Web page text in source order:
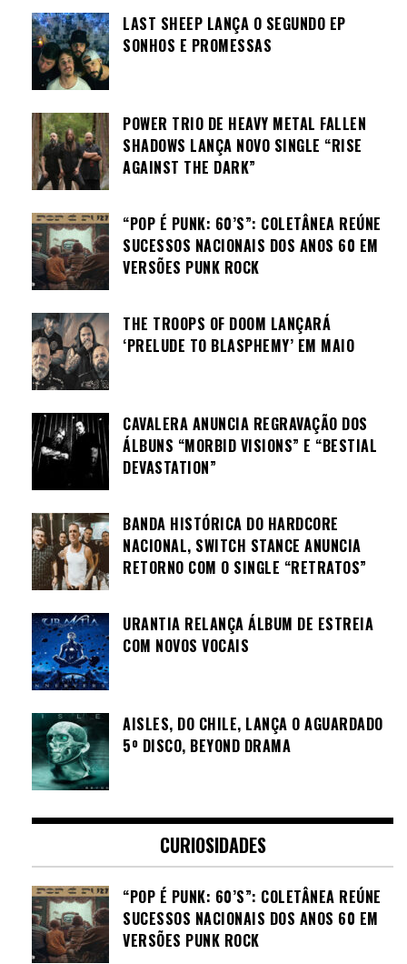
LAST SHEEP LANÇA O SEGUNDO EP
SONHOS E PROMESSAS
POWER TRIO DE HEAVY METAL FALLEN
SHADOWS LANÇA NOVO SINGLE “RISE
AGAINST THE DARK”
“POP É PUNK: 60’S”: COLETÂNEA REÚNE
SUCESSOS NACIONAIS DOS ANOS 60 EM
VERSÕES PUNK ROCK
THE TROOPS OF DOOM LANÇARÁ
‘PRELUDE TO BLASPHEMY’ EM MAIO
CAVALERA ANUNCIA REGRAVAÇÃO DOS
ÁLBUNS “MORBID VISIONS” E “BESTIAL
DEVASTATION”
BANDA HISTÓRICA DO HARDCORE
NACIONAL, SWITCH STANCE ANUNCIA
RETORNO COM O SINGLE “RETRATOS”
URANTIA RELANÇA ÁLBUM DE ESTREIA
COM NOVOS VOCAIS
AISLES, DO CHILE, LANÇA O AGUARDADO
5º DISCO, BEYOND DRAMA
CURIOSIDADES
“POP É PUNK: 60’S”: COLETÂNEA REÚNE
SUCESSOS NACIONAIS DOS ANOS 60 EM
VERSÕES PUNK ROCK